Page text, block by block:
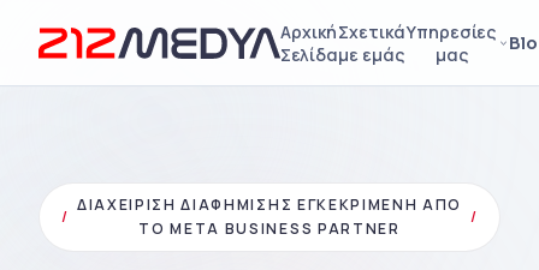
Αρχική
Σελίδα
Σχετικά
με εμάς
Υπηρεσίες
μας
/
ΔΙΑΧΕΊΡΙΣΗ ΔΙΑΦΉΜΙΣΗΣ ΕΓΚΕΚΡΙΜΈΝΗ ΑΠΌ
ΤΟ META BUSINESS PARTNER
/